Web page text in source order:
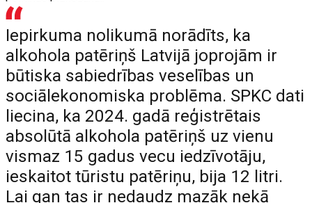
Iepirkuma nolikumā norādīts, ka
alkohola patēriņš Latvijā joprojām ir
būtiska sabiedrības veselības un
sociālekonomiska problēma. SPKC dati
liecina, ka 2024. gadā reģistrētais
absolūtā alkohola patēriņš uz vienu
vismaz 15 gadus vecu iedzīvotāju,
ieskaitot tūristu patēriņu, bija 12 litri.
Lai gan tas ir nedaudz mazāk nekā